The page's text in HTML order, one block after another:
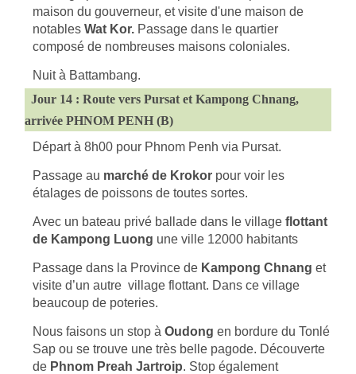
maison du gouverneur, et visite d'une maison de
notablesWat Kor. Passage dans le quartier
composé de nombreuses maisons coloniales.
Nuit à Battambang.
Jour 14 : Route vers Pursat et Kampong Chnang,
arrivée PHNOM PENH (B)
Départ à 8h00 pour Phnom Penh via Pursat.
Passage au marché de Krokor pour voir les
étalages de poissons de toutes sortes.
Avec un bateau privé ballade dans le villageflottant
de Kampong Luong une ville 12000 habitants
Passage dans la Province de Kampong Chnang et
visite d’un autre village flottant. Dans ce village
beaucoup de poteries.
Nous faisons un stop àOudong en bordure du Tonlé
Sap ou se trouve une très belle pagode. Découverte
de Phnom Preah Jartroip. Stop également